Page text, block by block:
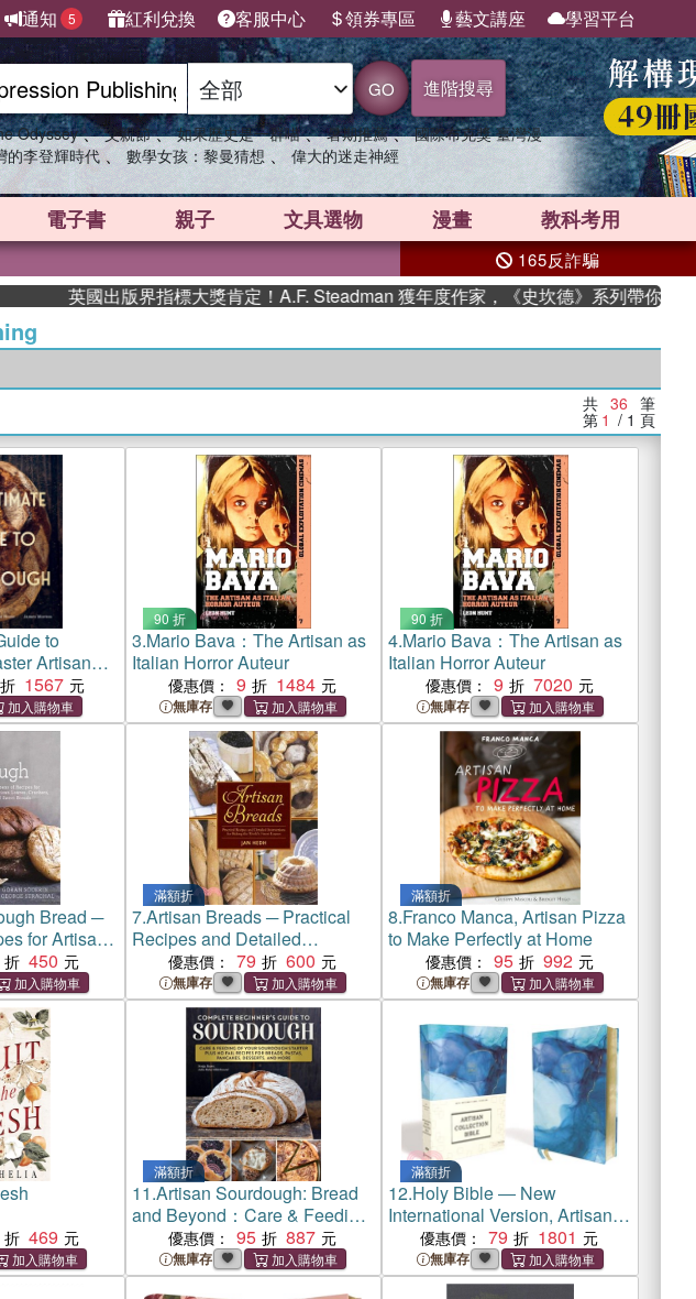
通知 5 紅利兌換 客服中心 領券專區 藝文講座 學習平台
GO 進階搜尋
Odyssey 、 父親節 、 如果歷史是一群喵 、 暑期推薦 、 國際布克獎 臺灣漫
的李登輝時代 、 數學女孩：黎曼猜想 、 偉大的迷走神經
電子書 親子 文具選物 漫畫 教科考用
165反詐騙
英國出版界指標大獎肯定！A.F. Steadman 獲年度作家，《史坎德》系列帶你踏上熱血奇幻
共 36 筆
第 1 / 1 頁
to
Artisan
Home
1567
90 折
3.Mario Bava：The Artisan as
Italian Horror Auteur
優惠價： 9 1484
無庫存
90 折
4.Mario Bava：The Artisan as
Italian Horror Auteur
優惠價： 9 7020
無庫存
Bread ─
for Artisan
and Sweet
450
滿額折
7.Artisan Breads ─ Practical
Recipes and Detailed
Instructions for Baking the
World's Finest Loaves
優惠價： 79 600
無庫存
滿額折
8.Franco Manca, Artisan Pizza
to Make Perfectly at Home
優惠價： 95 992
無庫存
469
滿額折
11.Artisan Sourdough: Bread
and Beyond：Care & Feeding
of Your Sourdough Starter Plus
Recipes for European Breads,
Pastas, Pancakes, Desserts,
優惠價： 95 887
無庫存
滿額折
12.Holy Bible ― New
International Version, Artisan
Collection Bible, Blue, Art
Gilded Edges, Red Letter
Edition, Comfort Print
優惠價： 79 1801
無庫存